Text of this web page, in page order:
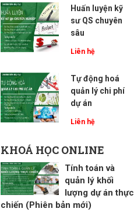
Huấn luyện kỹ
sư QS chuyên
sâu
Liên hệ
Tự động hoá
quản lý chi phí
dự án
Liên hệ
KHOÁ HỌC ONLINE
Tính toán và
quản lý khối
lượng dự án thực
chiến (Phiên bản mới)